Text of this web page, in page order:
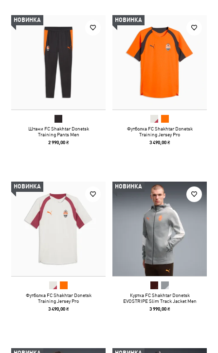
НОВИНКА
Штани FC Shakhtar Donetsk
Training Pants Men
2 990,00 ₴
НОВИНКА
Футболка FC Shakhtar Donetsk
Training Jersey Pro
3 490,00 ₴
НОВИНКА
Футболка FC Shakhtar Donetsk
Training Jersey Pro
3 490,00 ₴
НОВИНКА
Куртка FC Shakhtar Donetsk
EVOSTRIPE Slim Track Jacket Men
3 990,00 ₴